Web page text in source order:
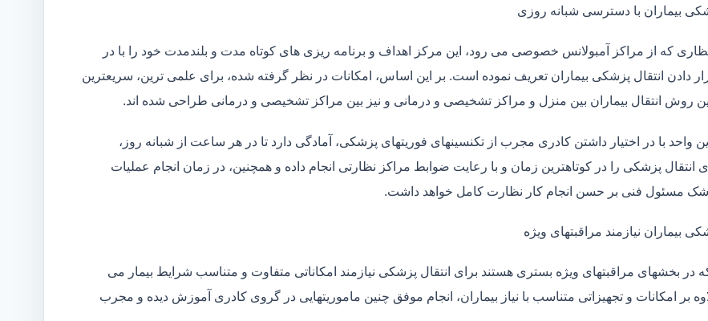
بیماران با دسترسی شبانه روزی
که از مراکز آمبولانس خصوصی می رود، این مرکز اهداف و برنامه ریزی های کوتاه مدت و بلندمدت خود را با در
دادن انتقال پزشکی بیماران تعریف نموده است. بر این اساس، امکانات در نظر گرفته شده، برای علمی ترین، سریعترین
روش انتقال بیماران بین منزل و مراکز تشخیصی و درمانی و نیز بین مراکز تشخیصی و درمانی طراحی شده اند.
این واحد با در اختیار داشتن کادری مجرب از تکنسینهای فوریتهای پزشکی، آمادگی دارد تا در هر ساعت از شبانه روز،
انتقال پزشکی را در کوتاهترین زمان و با رعایت ضوابط مراکز نظارتی انجام داده و همچنین، در زمان انجام عملیات
پزشک مسئول فنی بر حسن انجام کار نظارت کامل خواهد داشت.
بیماران نیازمند مراقبتهای ویژه
که در بخشهای مراقبتهای ویژه بستری هستند برای انتقال پزشکی نیازمند امکاناتی متفاوت و متناسب شرایط بیمار می
بر امکانات و تجهیزاتی متناسب با نیاز بیماران، انجام موفق چنین ماموریتهایی در گروی کادری آموزش دیده و مجرب